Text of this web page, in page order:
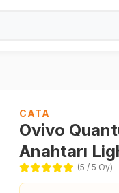
CATA
Ovivo
Anahtarı
(5 / 5 Oy)